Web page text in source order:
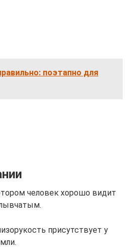
поэтапно для
человек хорошо видит
присутствует у